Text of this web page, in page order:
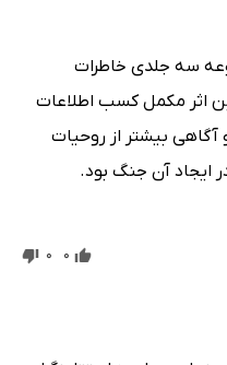
سه جلدی خاطرات
اثر مکمل کسب اطلاعات
بیشتر از روحیات
ایجاد آن جنگ بود.
0
0